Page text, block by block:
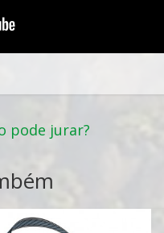
pode jurar?